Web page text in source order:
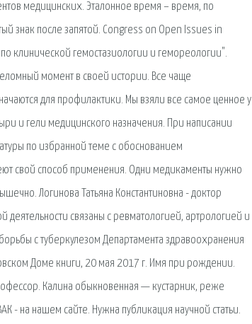
медицинских. Эталонное время – время, по
знак после запятой. Congress on Open Issues in
клинической гемостазиологии и гемореологии".
момент в своей истории. Все чаще
для профилактики. Мы взяли все самое ценное у
и гели медицинского назначения. При написании
по избранной теме с обоснованием
свой способ применения. Одни медикаменты нужно
Логинова Татьяна Константиновна - доктор
связаны с ревматологией, артрологией и
с туберкулезом Департамента здравоохранения
Доме книги, 20 мая 2017 г. Имя при рождении.
Калина обыкновенная — кустарник, реже
- на нашем сайте. Нужна публикация научной статьи.